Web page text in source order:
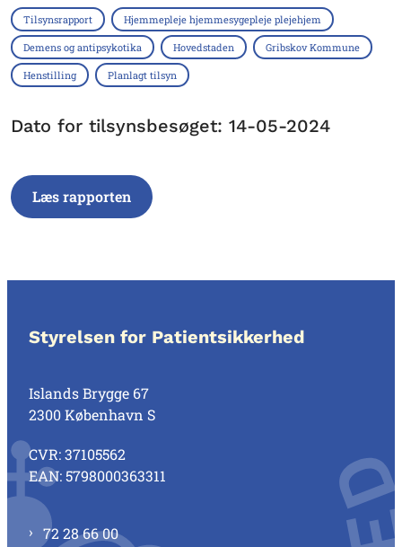
Tilsynsrapport Hjemmepleje hjemmesygepleje plejehjem
Demens og antipsykotika Hovedstaden Gribskov Kommune
Henstilling Planlagt tilsyn
Dato for tilsynsbesøget: 14-05-2024
Læs rapporten
Styrelsen for Patientsikkerhed
Islands Brygge 67
2300 København S
CVR: 37105562
EAN: 5798000363311
72 28 66 00